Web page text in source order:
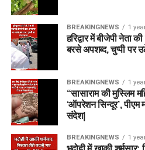
BREAKINGNEWS 1
हरिद्वार में बीजेपी
बरसे अपशब्द, चुप्पी पर
BREAKINGNEWS 1
“सासाराम की मुस्लिम
‘ऑपरेशन सिन्दूर’, पीएम
संदेश|
BREAKINGNEWS 1